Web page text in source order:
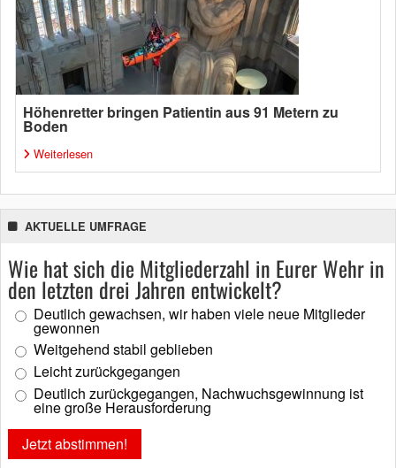
Höhenretter bringen Patientin aus 91 Metern zu
Boden
Weiterlesen
AKTUELLE UMFRAGE
Wie hat sich die Mitgliederzahl in Eurer Wehr in
den letzten drei Jahren entwickelt?
Deutlich gewachsen, wir haben viele neue Mitglieder
gewonnen
Weitgehend stabil geblieben
Leicht zurückgegangen
Deutlich zurückgegangen, Nachwuchsgewinnung ist
eine große Herausforderung